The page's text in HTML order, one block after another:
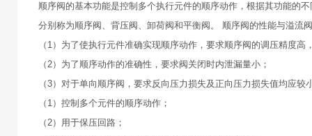
顺序阀的基本功能是控制多个执行元件的顺序动作，根据其功能的不
分别称为顺序阀、背压阀、卸荷阀和平衡阀。 顺序阀的性能与溢流
（1）为了使执行元件准确实现顺序动作，要求顺序阀的调压精度高
（2）为了顺序动作的准确性，要求阀关闭时内泄漏量小；
（3）对于单向顺序阀，要求反向压力损失及正向压力损失值均应较
（1）控制多个元件的顺序动作；
（2）用于保压回路；